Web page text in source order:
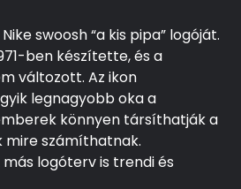
swoosh “a kis pipa” logóját.
ben készítette, és a
változott. Az ikon
legnagyobb oka a
könnyen társíthatják a
mire számíthatnak.
logóterv is trendi és